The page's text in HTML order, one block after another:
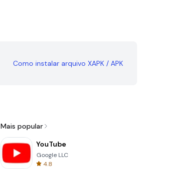
Como instalar arquivo XAPK / APK
Mais popular
YouTube
Google LLC
4.8